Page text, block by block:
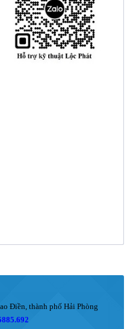
Điền, thành phố Hải Phòng